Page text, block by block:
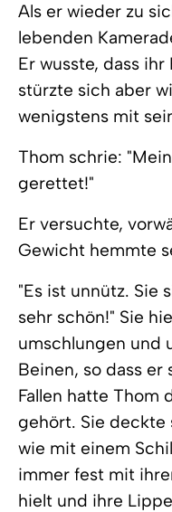
Als er wieder zu
lebenden
Er wusste, dass
stürzte sich aber
wenigstens mit
Thom schrie:
gerettet!"
Er versuchte,
Gewicht hemmte
"Es ist unnütz. Sie
sehr schön!" Sie
umschlungen und
Beinen, so dass
Fallen hatte Thom
gehört. Sie deckte
wie mit einem
immer fest mit
hielt und ihre